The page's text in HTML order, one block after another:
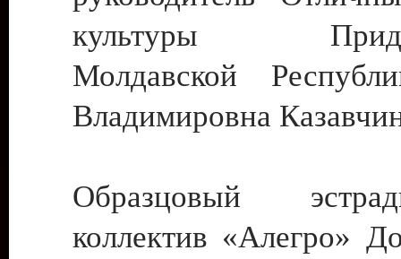
культуры
Молдавской
Владимировна
Образцовый
коллектив «Алегро»